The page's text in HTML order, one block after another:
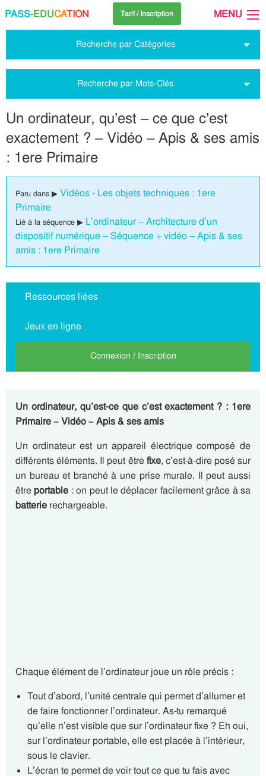
PASS-EDUCATION Tarif / Inscription MENU
Recherche par Catégories
Recherche par Mots-Clés
Un ordinateur, qu’est – ce que c’est
exactement ? – Vidéo – Apis & ses amis
: 1ere Primaire
Paru dans ▶ Vidéos - Les objets techniques : 1ere
Primaire
Lié à la séquence ▶ L’ordinateur – Architecture d’un
dispositif numérique – Séquence + vidéo – Apis & ses
amis : 1ere Primaire
Ressources liées
Jeux en ligne
Connexion / Inscription
Un ordinateur, qu’est-ce que c’est exactement ? : 1ere
Primaire – Vidéo – Apis & ses amis
Un ordinateur est un appareil électrique composé de
différents éléments. Il peut êtrefixe, c’est-à-dire posé sur
un bureau et branché à une prise murale. Il peut aussi
êtreportable : on peut le déplacer facilement grâce à sa
batterie rechargeable.
Chaque élément de l’ordinateur joue un rôle précis :
Tout d’abord, l’unité centrale qui permet d’allumer et
de faire fonctionner l’ordinateur. As-tu remarqué
qu’elle n’est visible que sur l’ordinateur fixe ? Eh oui,
sur l’ordinateur portable, elle est placée à l’intérieur,
sous le clavier.
L’écran te permet de voir tout ce que tu fais avec